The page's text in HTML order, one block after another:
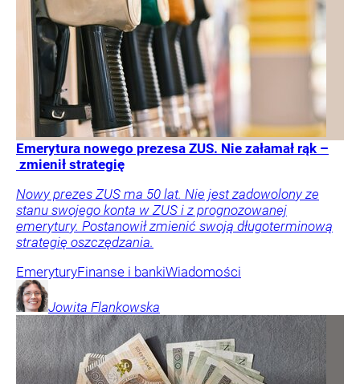
Emerytura nowego prezesa ZUS. Nie załamał rąk –
zmienił strategię
Nowy prezes ZUS ma 50 lat. Nie jest zadowolony ze
stanu swojego konta w ZUS i z prognozowanej
emerytury. Postanowił zmienić swoją długoterminową
strategię oszczędzania.
EmeryturyFinanse i bankiWiadomości
Jowita Flankowska